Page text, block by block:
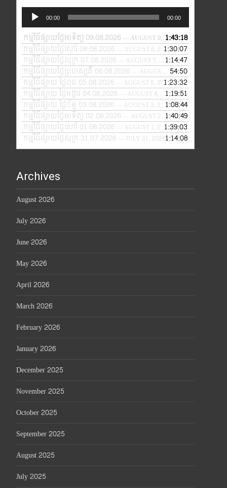
Audio
Player
00:00 00:00
កម្មវិធីផ្សាយថ្ងៃអាទិត្យ 09.08.2026— AUGUST 9, 2026 1:43:18
កម្មវិធីផ្សាយថ្ងៃសៅរ៍ 08.08.2026
— AUGUST 8, 2026 1:30:07
កម្មវិធីផ្សាយថ្ងៃសុក្រ 07.08.2026
— AUGUST 7, 2026
1:14:47
កម្មវិធីផ្សាយថ្ងៃព្រហស្បតិ៍ 06.08.2026
— AUGUST 6, 2026
54:50
កម្មវិធីផ្សាយ ថ្ងៃពុធ 05.08.2026
— AUGUST 5, 2026 1:23:32
កម្មវិធីផ្សាយ ថ្ងៃអង្គារ 04.08.2026
— AUGUST 4, 2026
1:19:51
កម្មវិធីផ្សាយ ថ្ងៃច័ន្ទ 03.08.2026
— AUGUST 3, 2026 1:08:44
កម្មវិធីផ្សាយថ្ងៃអាទិត្យ 02.08.2026
— AUGUST 2, 2026 1:40:49
កម្មវិធីផ្សាយថ្ងៃសៅរ៍ 01.08.2026
— AUGUST 1, 2026 1:39:03
កម្មវិធីផ្សាយថ្ងៃសុក្រ 31.07.2026
— JULY 31, 20261:14:08
Archives
August 2026
July 2026
June 2026
May 2026
April 2026
March 2026
February 2026
January 2026
December 2025
November 2025
October 2025
September 2025
August 2025
July 2025